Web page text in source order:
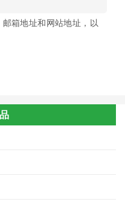
箱地址和网站地址，以